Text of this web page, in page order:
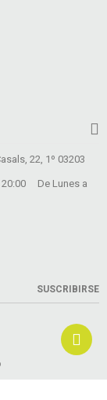
22, 1º 03203
20:00 De Lunes a
SUSCRIBIRSE